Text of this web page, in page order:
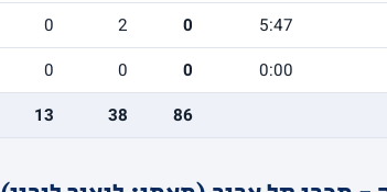
5:47
0
2
0
0:00
0
0
0
86
38
13